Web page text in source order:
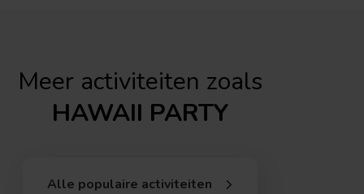
Meer activiteiten zoals
HAWAII PARTY
Alle populaire activiteiten